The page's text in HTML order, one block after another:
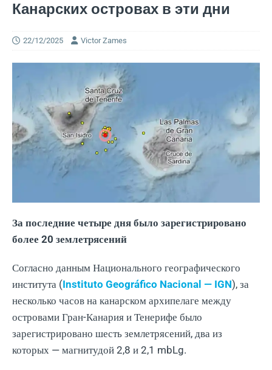
Канарских островах в эти дни
22/12/2025 Victor Zames
За последние четыре дня было зарегистрировано
более 20 землетрясений
Согласно данным Национального географического
института (Instituto Geográfico Nacional — IGN), за
несколько часов на канарском архипелаге между
островами Гран-Канария и Тенерифе было
зарегистрировано шесть землетрясений, два из
которых — магнитудой 2,8 и 2,1 mbLg.